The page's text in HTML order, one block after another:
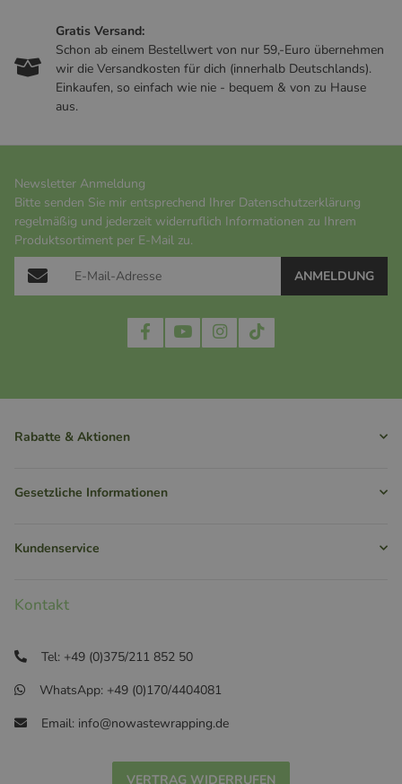
Gratis Versand:
Schon ab einem Bestellwert von nur 59,-Euro übernehmen
wir die Versandkosten für dich (innerhalb Deutschlands).
Einkaufen, so einfach wie nie - bequem & von zu Hause
aus.
Newsletter Anmeldung
Bitte senden Sie mir entsprechend Ihrer Datenschutzerklärung
regelmäßig und jederzeit widerruflich Informationen zu Ihrem
Produktsortiment per E-Mail zu.
ANMELDUNG
Rabatte & Aktionen
Gesetzliche Informationen
Kundenservice
Kontakt
Tel: +49 (0)375/211 852 50
WhatsApp: +49 (0)170/4404081
Email: info@nowastewrapping.de
VERTRAG WIDERRUFEN